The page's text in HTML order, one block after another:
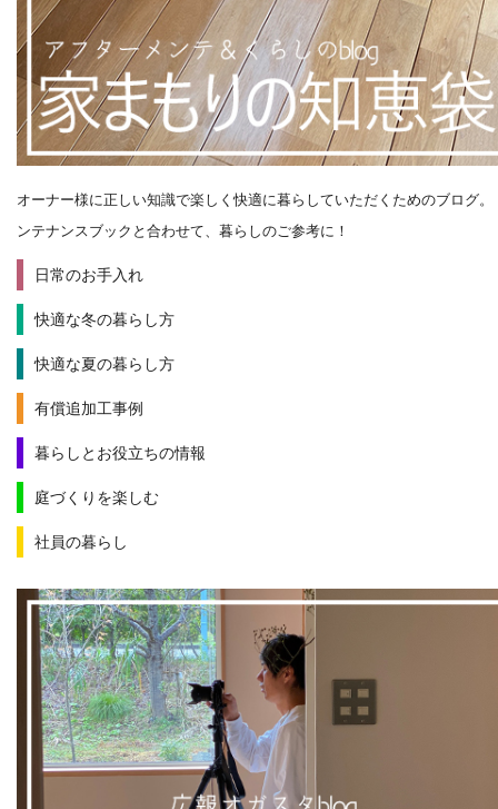
オーナー様に正しい知識で楽しく快適に暮らしていただくためのブログ。
ンテナンスブックと合わせて、暮らしのご参考に！
日常のお手入れ
快適な冬の暮らし方
快適な夏の暮らし方
有償追加工事例
暮らしとお役立ちの情報
庭づくりを楽しむ
社員の暮らし